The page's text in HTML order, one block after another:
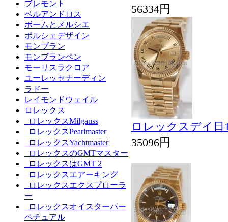
ブレモント
ベルアンドロス
ボームとメルシエ
ポルシェデザイン
モンブラン
モンブランペン
モーリスラクロア
ユーレッセナーディン
ラドー
レイモンドウェイル
ロレックス
ロレックスMilgauss
ロレックスPearlmaster
ロレックスYachtmaster
ロレックスのGMTマスター
ロレックスはGMT 2
ロレックスエアーキング
ロレックスエクスプローラ
ー
ロレックスオイスターパー
ペチュアル
56334円
ロレックスデイ日
35096円